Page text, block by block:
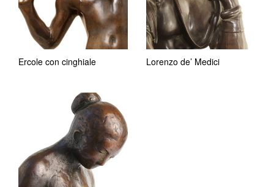
Ercole con cinghiale Lorenzo de’ Medici